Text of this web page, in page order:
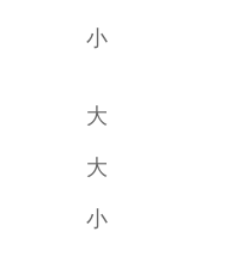
小
大
大
小